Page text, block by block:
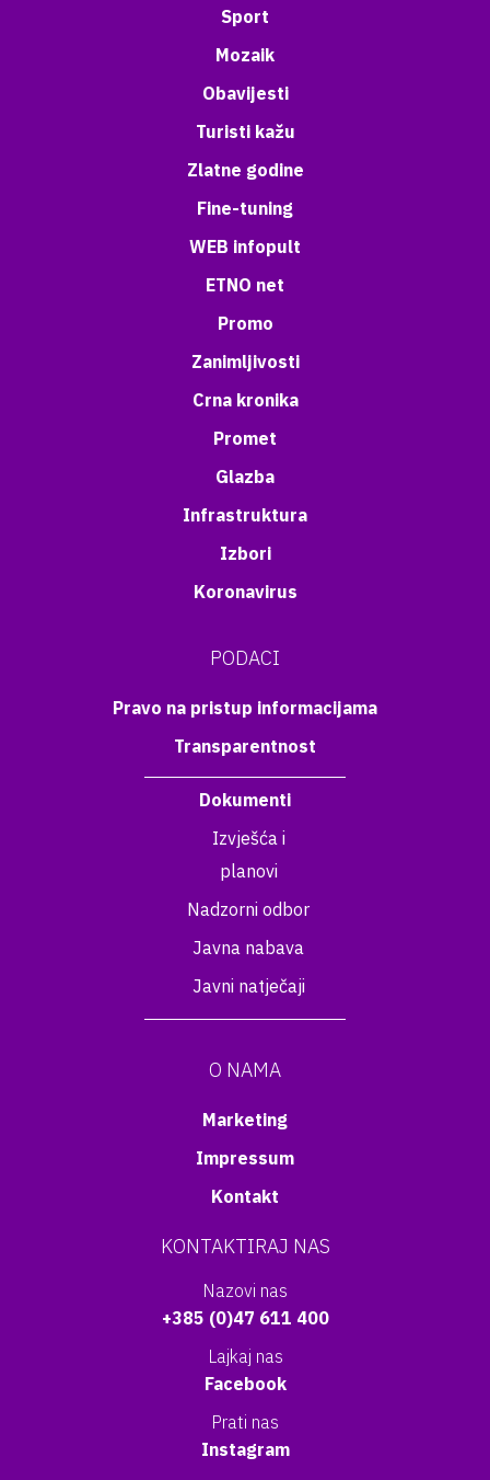
Sport
Mozaik
Obavijesti
Turisti kažu
Zlatne godine
Fine-tuning
WEB infopult
ETNO net
Promo
Zanimljivosti
Crna kronika
Promet
Glazba
Infrastruktura
Izbori
Koronavirus
PODACI
Pravo na pristup informacijama
Transparentnost
Dokumenti
Izvješća i
planovi
Nadzorni odbor
Javna nabava
Javni natječaji
O NAMA
Marketing
Impressum
Kontakt
KONTAKTIRAJ NAS
Nazovi nas
+385 (0)47 611 400
Lajkaj nas
Facebook
Prati nas
Instagram